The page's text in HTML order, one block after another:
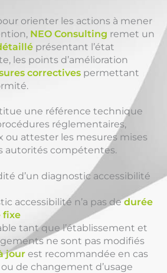
orienter les actions à mener
NEO Consulting remet un
présentant l’état
les points d’amélioration
correctives permettant
une référence technique
réglementaires,
ou attester les mesures mises
autorités compétentes.
d’un diagnostic accessibilité
accessibilité n’a pas dedurée
fixe
tant que l’établissement et
ne sont pas modifiés
jour est recommandée en cas
de changement d’usage